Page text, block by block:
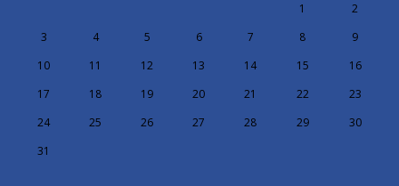
1
2
3
4 5 6 7 8
9
10
11 12 13 14 15
16
17
18 19 20 21 22
23
24
25 26 27 28 29
30
31